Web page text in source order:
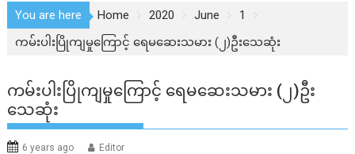
You are here Home 2020 June
1
ကမ်းပါးပြိုကျမှုကြောင့် ရေမဆေးသမား (၂)ဦးသေဆုံး
ကမ်းပါးပြိုကျမှုကြောင့် ရေမဆေးသမား (၂)ဦး
သေဆုံး
6 years ago Editor